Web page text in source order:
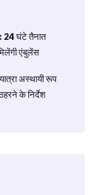
24 घंटे तैनात
एंबुलेंस
अस्थायी रूप
के निर्देश